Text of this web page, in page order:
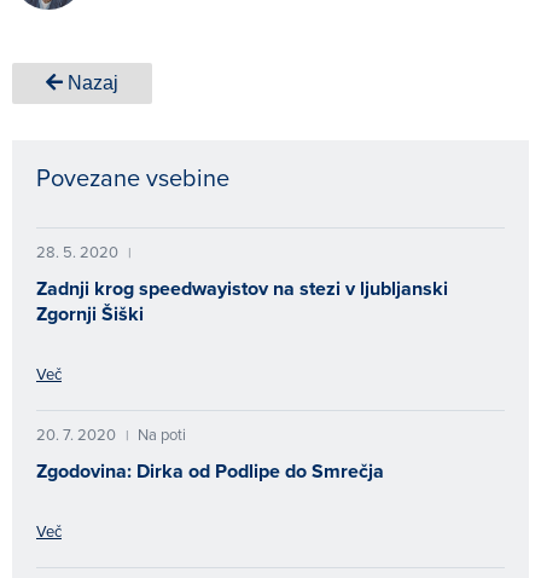
Nazaj
Povezane vsebine
28. 5. 2020 |
Zadnji krog speedwayistov na stezi v ljubljanski
Zgornji Šiški
Več
20. 7. 2020 | Na poti
Zgodovina: Dirka od Podlipe do Smrečja
Več